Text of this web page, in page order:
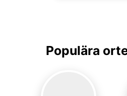
Populära